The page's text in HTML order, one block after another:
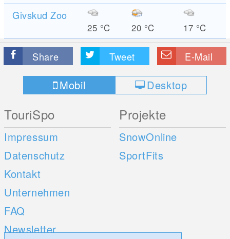
Givskud Zoo
25 °C 20 °C 17 °C
Share Tweet E-Mail
Mobil Desktop
TouriSpo
Impressum
Datenschutz
Kontakt
Unternehmen
FAQ
Newsletter
Projekte
SnowOnline
SportFits